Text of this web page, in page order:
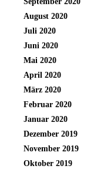
August 2020
Juli 2020
Juni 2020
Mai 2020
April 2020
März 2020
Februar 2020
Januar 2020
Dezember 2019
November 2019
Oktober 2019